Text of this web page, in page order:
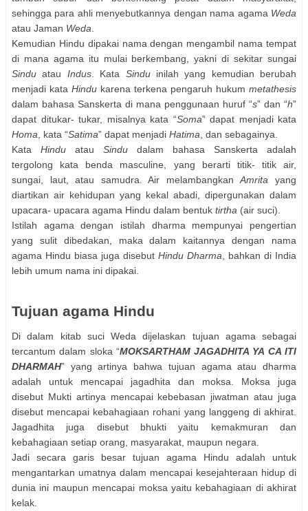
sehingga para ahli menyebutkannya dengan nama agama Weda
atau Jaman Weda
Kemudian Hindu dipakai nama dengan mengambil nama tempat
di mana agama itu mulai berkembang, yakni di sekitar sungai
Sindu atau Indus. Kata Sinduinilah yang kemudian berubah
menjadi kata Hindu karena terkena pengaruh hukum metathesis
dalam bahasa Sanskerta di mana penggunaan huruf “s” dan “h”
dapat ditukar- tukar, misalnya kata “Soma” dapat menjadi kata
Homa , kata “Satima” dapat menjadi Hatima , dan sebagainya.
Kata Hindu atau Sindu dalam bahasa Sanskerta adalah
tergolong kata benda masculine, yang berarti titik- titik air,
sungai, laut, atau samudra. Air melambangkanAmrita yang
diartikan air kehidupan yang kekal abadi, dipergunakan dalam
upacara- upacara agama Hindu dalam bentuk tirtha (air suci).
Istilah agama dengan istilah dharma mempunyai pengertian
yang sulit dibedakan, maka dalam kaitannya dengan nama
agama Hindu biasa juga disebut Hindu Dharma , bahkan di India
lebih umum nama ini dipakai.
Tujuan agama Hindu
Di dalam kitab suci Weda dijelaskan tujuan agama sebagai
tercantum dalam sloka “MOKSARTHAM JAGADHITA YA CA ITI
DHARMAH” yang artinya bahwa tujuan agama atau dharma
adalah untuk mencapai jagadhita dan moksa. Moksa juga
disebut Mukti artinya mencapai kebebasan jiwatman atau juga
disebut mencapai kebahagiaan rohani yang langgeng di akhirat.
Jagadhita juga disebut bhukti yaitu kemakmuran dan
kebahagiaan setiap orang, masyarakat, maupun negara.
Jadi secara garis besar tujuan agama Hindu adalah untuk
mengantarkan umatnya dalam mencapai kesejahteraan hidup di
dunia ini maupun mencapai moksa yaitu kebahagiaan di akhirat
kelak.